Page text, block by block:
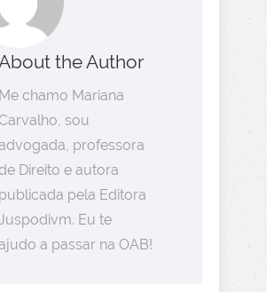
the Author
Me chamo Mariana
sou
professora
Direito e autora
publicada pela Editora
Eu te
a passar na OAB!